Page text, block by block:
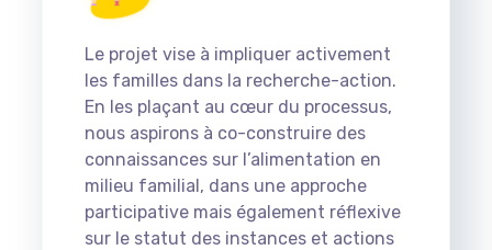
Le projet vise à impliquer activement
les familles dans la recherche-action.
En les plaçant au cœur du processus,
nous aspirons à co-construire des
connaissances sur l’alimentation en
milieu familial, dans une approche
participative mais également réflexive
sur le statut des instances et actions